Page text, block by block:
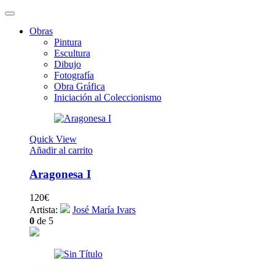
Obras
Pintura
Escultura
Dibujo
Fotografía
Obra Gráfica
Iniciación al Coleccionismo
Quick View
Añadir al carrito
Aragonesa I
120€
Artista:
José María Ivars
0 de 5